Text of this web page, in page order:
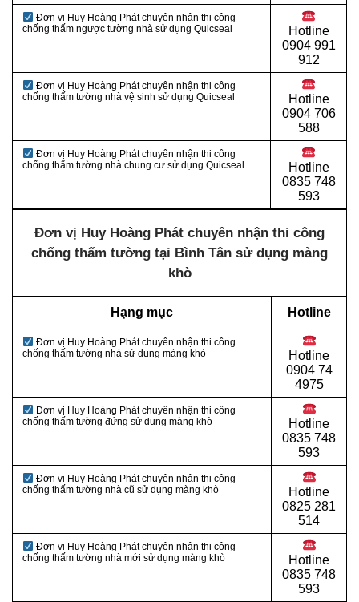
Đơn vị Huy Hoàng Phát chuyên nhận thi công
chống thấm ngược tường nhà sử dụng Quicseal
Hotline
0904 991
912
Đơn vị Huy Hoàng Phát chuyên nhận thi công
chống thấm tường nhà vệ sinh sử dụng Quicseal
Hotline
0904 706
588
Đơn vị Huy Hoàng Phát chuyên nhận thi công
chống thấm tường nhà chung cư sử dụng Quicseal
Hotline
0835 748
593
Đơn vị Huy Hoàng Phát chuyên nhận thi công
chống thấm tường tại Bình Tân sử dụng màng
khò
Hạng mục Hotline
Đơn vị Huy Hoàng Phát chuyên nhận thi công
chống thấm tường nhà sử dụng màng khò
Hotline
0904 74
4975
Đơn vị Huy Hoàng Phát chuyên nhận thi công
chống thấm tường đứng sử dụng màng khò
Hotline
0835 748
593
Đơn vị Huy Hoàng Phát chuyên nhận thi công
chống thấm tường nhà cũ sử dụng màng khò
Hotline
0825 281
514
Đơn vị Huy Hoàng Phát chuyên nhận thi công
chống thấm tường nhà mới sử dụng màng khò
Hotline
0835 748
593